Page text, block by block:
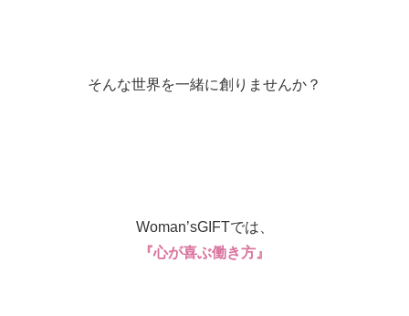
そんな世界を一緒に創りませんか？
Woman’sGIFTでは、
『心が喜ぶ働き方』